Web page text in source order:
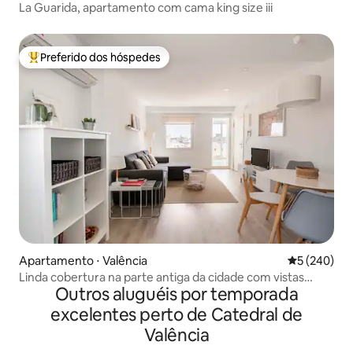
La Guarida, apartamento com cama king size iii
Entre os melhores preferidos dos hóspedes
Preferido dos hóspedes
Apartamento ⋅ Valência 5 de uma
5 (240)
Linda cobertura na parte antiga da cidade com vistas
maravilhosas
Outros aluguéis por temporada
excelentes perto de Catedral de
Valência